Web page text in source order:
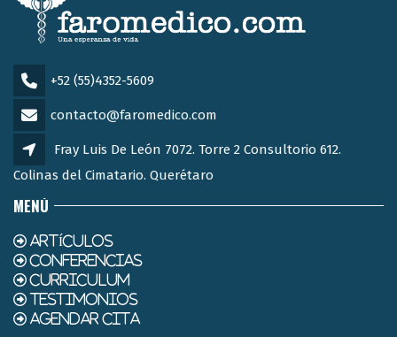
+52 (55)4352-5609
contacto@faromedico.com
Fray Luis De León 7072. Torre 2 Consultorio 612.
Colinas del Cimatario. Querétaro
MENÚ
ARTÍCULOS
CONFERENCIAS
CURRICULUM
TESTIMONIOS
AGENDAR CITA